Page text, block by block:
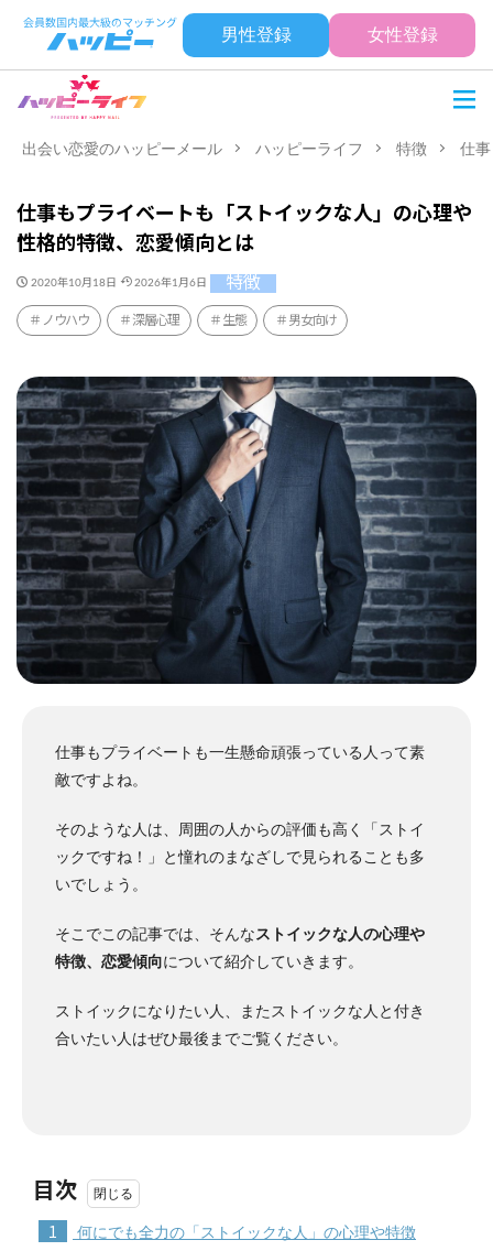
男性登録 女性登録
出会い恋愛のハッピーメール ハッピーライフ 特徴 仕
仕事もプライベートも「ストイックな人」の心理や
性格的特徴、恋愛傾向とは
2020年10月18日 2026年1月6日 特徴
ノウハウ 深層心理 生態 男女向け
仕事もプライベートも一生懸命頑張っている人って素
敵ですよね。
そのような人は、周囲の人からの評価も高く「ストイ
ックですね！」と憧れのまなざしで見られることも多
いでしょう。
そこでこの記事では、そんなストイックな人の心理や
特徴、恋愛傾向について紹介していきます。
ストイックになりたい人、またストイックな人と付き
合いたい人はぜひ最後までご覧ください。
目次
1 何にでも全力の「ストイックな人」の心理や特徴